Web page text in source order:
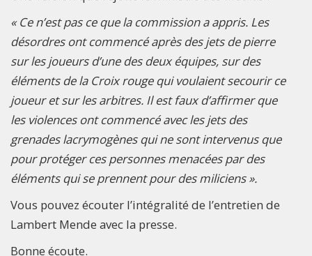
« Ce n’est pas ce que la commission a appris. Les
désordres ont commencé après des jets de pierre
sur les joueurs d’une des deux équipes, sur des
éléments de la Croix rouge qui voulaient secourir ce
joueur et sur les arbitres. Il est faux d’affirmer que
les violences ont commencé avec les jets des
grenades lacrymogènes qui ne sont intervenus que
pour protéger ces personnes menacées par des
éléments qui se prennent pour des miliciens ».
Vous pouvez écouter l’intégralité de l’entretien de
Lambert Mende avec la presse.
Bonne écoute.